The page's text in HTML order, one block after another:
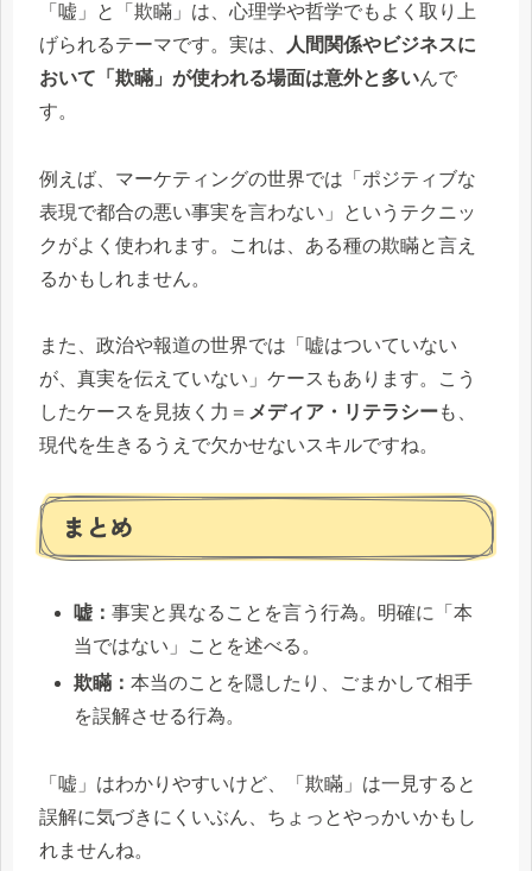
「嘘」と「欺瞞」は、心理学や哲学でもよく取り上
げられるテーマです。実は、
人間関係やビジネスに
おいて「欺瞞」が使われる場面は意外と多いんで
す。
例えば、マーケティングの世界では「ポジティブな
表現で都合の悪い事実を言わない」というテクニッ
クがよく使われます。これは、ある種の欺瞞と言え
るかもしれません。
また、政治や報道の世界では「嘘はついていない
が、真実を伝えていない」ケースもあります。こう
したケースを見抜く力＝ メディア・リテラシーも、
現代を生きるうえで欠かせないスキルですね。
まとめ
嘘：事実と異なることを言う行為。明確に「本
当ではない」ことを述べる。
欺瞞：本当のことを隠したり、ごまかして相手
を誤解させる行為。
「嘘」はわかりやすいけど、「欺瞞」は一見すると
誤解に気づきにくいぶん、ちょっとやっかいかもし
れませんね。